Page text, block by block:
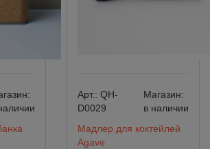
Арт.: QH-
D0029
Магазин:
в наличии
Мадлер для коктейлей
Agave